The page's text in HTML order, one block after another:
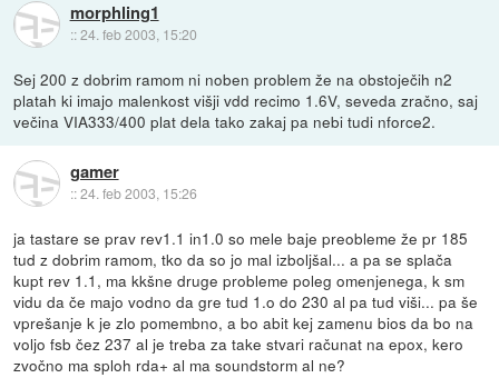
morphling1
::24. feb 2003, 15:20
Sej 200 z dobrim ramom ni noben problem že na obstoječih n2
platah ki imajo malenkost višji vdd recimo 1.6V, seveda zračno, saj
večina VIA333/400 plat dela tako zakaj pa nebi tudi nforce2.
gamer
::24. feb 2003, 15:26
ja tastare se prav rev1.1 in1.0 so mele baje preobleme že pr 185
tud z dobrim ramom, tko da so jo mal izboljšal... a pa se splača
kupt rev 1.1, ma kkšne druge probleme poleg omenjenega, k sm
vidu da če majo vodno da gre tud 1.o do 230 al pa tud viši... pa še
vprešanje k je zlo pomembno, a bo abit kej zamenu bios da bo na
voljo fsb čez 237 al je treba za take stvari računat na epox, kero
zvočno ma sploh rda+ al ma soundstorm al ne?